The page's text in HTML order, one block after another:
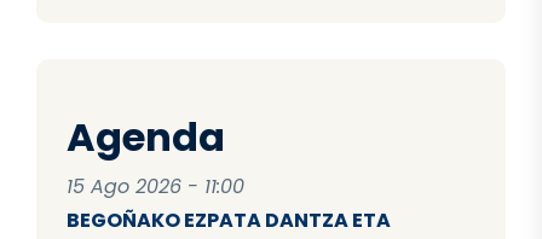
Agenda
15 Ago 2026 - 11:00
BEGOÑAKO EZPATA DANTZA ETA